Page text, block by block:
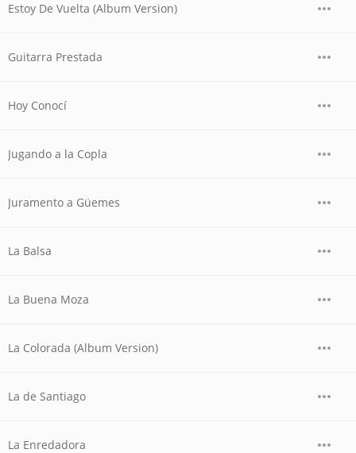
Estoy De Vuelta (Album Version)
Guitarra Prestada
Hoy Conocí
Jugando a la Copla
Juramento a Güemes
La Balsa
La Buena Moza
La Colorada (Album Version)
La de Santiago
La Enredadora